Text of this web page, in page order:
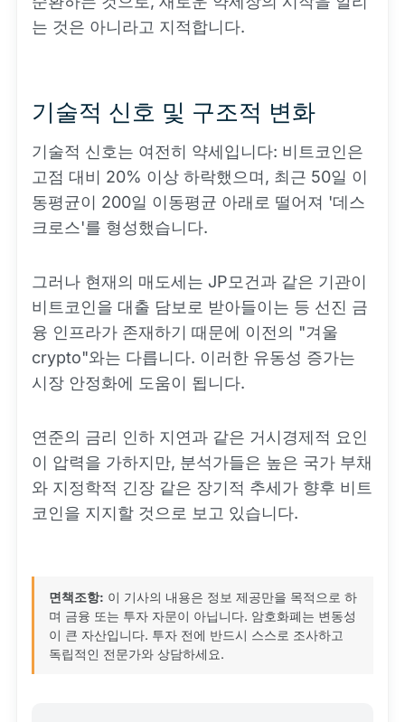
는 것은 아니라고 지적합니다.
기술적 신호 및 구조적 변화
기술적 신호는 여전히 약세입니다: 비트코인은
고점 대비 20% 이상 하락했으며, 최근 50일 이
동평균이 200일 이동평균 아래로 떨어져 '데스
크로스'를 형성했습니다.
그러나 현재의 매도세는 JP모건과 같은 기관이
비트코인을 대출 담보로 받아들이는 등 선진 금
융 인프라가 존재하기 때문에 이전의 "겨울
crypto"와는 다릅니다. 이러한 유동성 증가는
시장 안정화에 도움이 됩니다.
연준의 금리 인하 지연과 같은 거시경제적 요인
이 압력을 가하지만, 분석가들은 높은 국가 부채
와 지정학적 긴장 같은 장기적 추세가 향후 비트
코인을 지지할 것으로 보고 있습니다.
면책조항: 이 기사의 내용은 정보 제공만을 목적으로 하
며 금융 또는 투자 자문이 아닙니다. 암호화폐는 변동성
이 큰 자산입니다. 투자 전에 반드시 스스로 조사하고
독립적인 전문가와 상담하세요.